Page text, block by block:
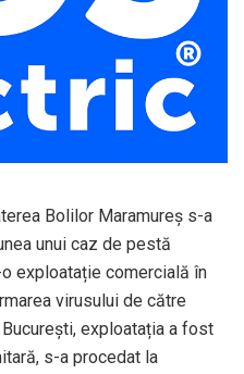
Bolilor Maramureș s-a
unui caz de pestă
exploatație comercială în
virusului de către
exploatația a fost
s-a procedat la